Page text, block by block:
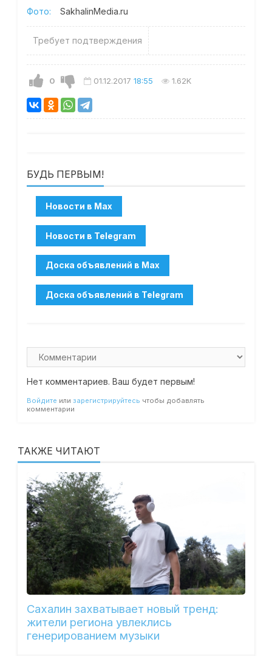
Фото: SakhalinMedia.ru
Требует подтверждения
0 01.12.2017 18:55 1.62K
БУДЬ ПЕРВЫМ!
Нет комментариев. Ваш будет первым!
Войдите или зарегистрируйтесь чтобы добавлять
комментарии
ТАКЖЕ ЧИТАЮТ
Сахалин захватывает новый тренд:
жители региона увлеклись
генерированием музыки